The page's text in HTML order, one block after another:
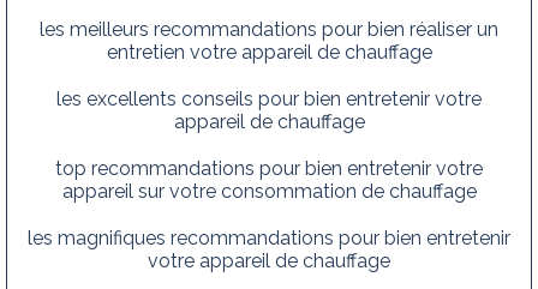
les meilleurs recommandations pour bien réaliser un
entretien votre appareil de chauffage
les excellents conseils pour bien entretenir votre
appareil de chauffage
top recommandations pour bien entretenir votre
appareil sur votre consommation de chauffage
les magnifiques recommandations pour bien entretenir
votre appareil de chauffage